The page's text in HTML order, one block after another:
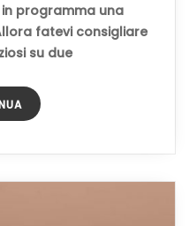
programma una
fatevi consigliare
su due